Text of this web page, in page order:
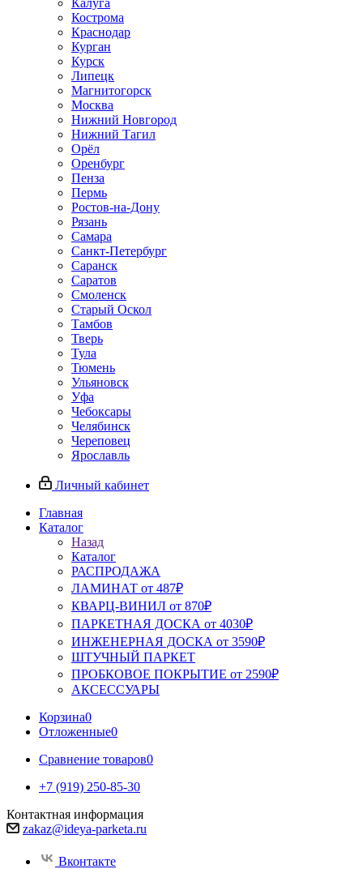
Калуга
Кострома
Краснодар
Курган
Курск
Липецк
Магнитогорск
Москва
Нижний Новгород
Нижний Тагил
Орёл
Оренбург
Пенза
Пермь
Ростов‑на‑Дону
Рязань
Самара
Санкт‑Петербург
Саранск
Саратов
Смоленск
Старый Оскол
Тамбов
Тверь
Тула
Тюмень
Ульяновск
Уфа
Чебоксары
Челябинск
Череповец
Ярославль
Личный кабинет
Главная
Каталог
Назад
Каталог
РАСПРОДАЖА
ЛАМИНАТ от 487₽
КВАРЦ-ВИНИЛ от 870₽
ПАРКЕТНАЯ ДОСКА от 4030₽
ИНЖЕНЕРНАЯ ДОСКА от 3590₽
ШТУЧНЫЙ ПАРКЕТ
ПРОБКОВОЕ ПОКРЫТИЕ от 2590₽
АКСЕССУАРЫ
Корзина0
Отложенные0
Сравнение товаров0
+7 (919) 250-85-30
Контактная информация
zakaz@ideya-parketa.ru
Вконтакте